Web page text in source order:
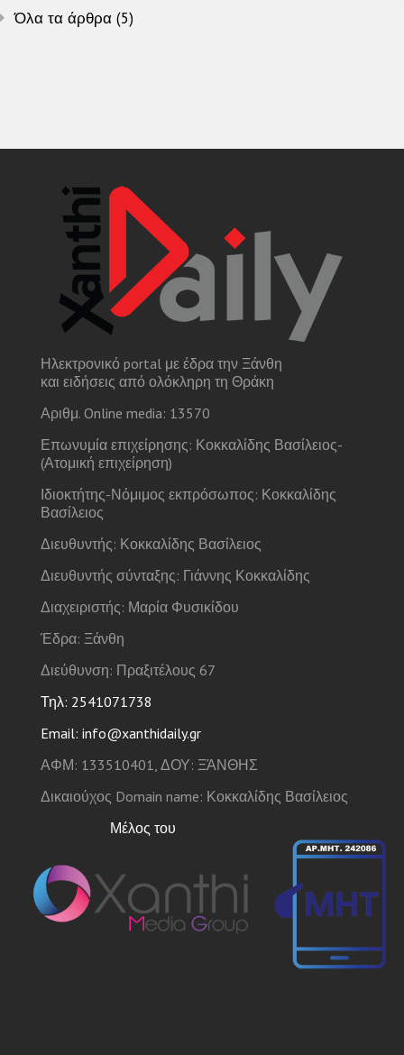
Όλα τα άρθρα (5)
Ηλεκτρονικό portal με έδρα την Ξάνθη
και ειδήσεις από ολόκληρη τη Θράκη
Αριθμ. Online media: 13570
Επωνυμία επιχείρησης: Κοκκαλίδης Βασίλειος-
(Ατομική επιχείρηση)
Ιδιοκτήτης-Νόμιμος εκπρόσωπος: Κοκκαλίδης
Βασίλειος
Διευθυντής: Κοκκαλίδης Βασίλειος
Διευθυντής σύνταξης: Γιάννης Κοκκαλίδης
Διαχειριστής: Μαρία Φυσικίδου
Έδρα: Ξάνθη
Διεύθυνση: Πραξιτέλους 67
Τηλ: 2541071738
Email: info@xanthidaily.gr
ΑΦΜ: 133510401, ΔΟΥ: ΞΆΝΘΗΣ
Δικαιούχος Domain name: Κοκκαλίδης Βασίλειος
Μέλος του